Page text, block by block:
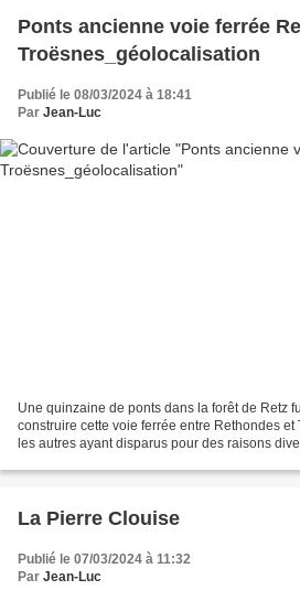
Ponts ancienne voie ferrée
Troësnes_géolocalisation
Publié le 08/03/2024 à 18:41
Par Jean-Luc
Une quinzaine de ponts dans la forêt de Retz
construire cette voie ferrée entre Rethondes et
les autres ayant disparus pour des raisons
La Pierre Clouise
Publié le 07/03/2024 à 11:32
Par Jean-Luc